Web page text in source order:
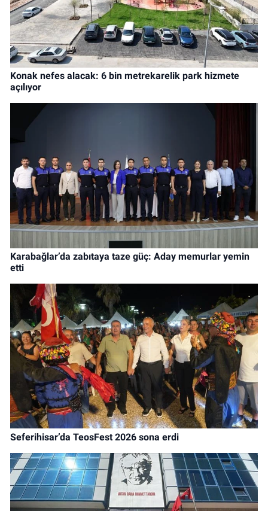
Konak nefes alacak: 6 bin metrekarelik park hizmete
açılıyor
Karabağlar’da zabıtaya taze güç: Aday memurlar yemin
etti
Seferihisar’da TeosFest 2026 sona erdi